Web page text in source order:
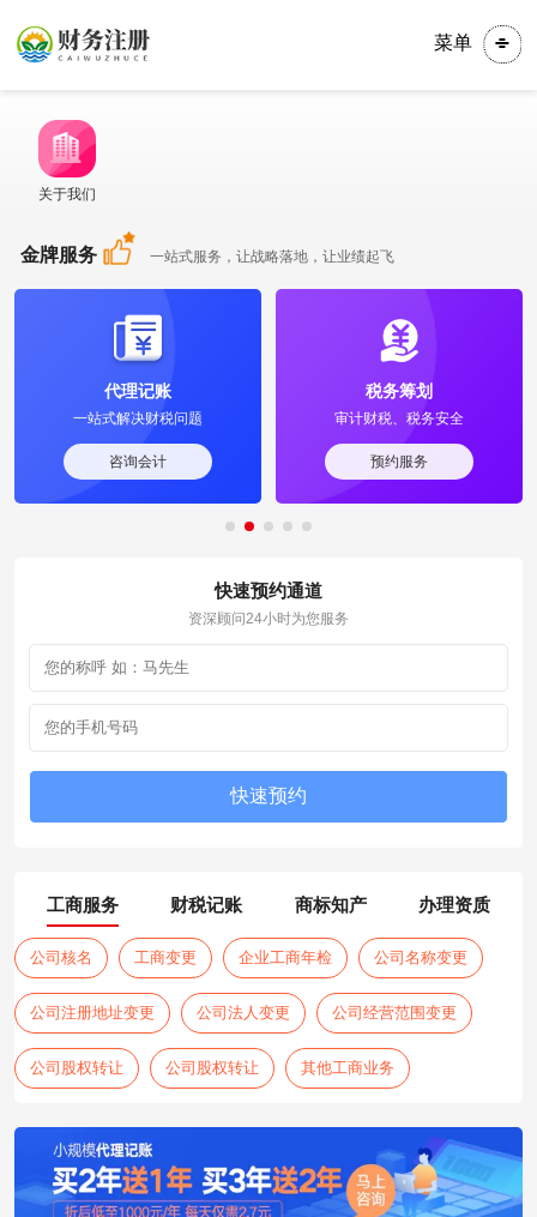
菜单
关于我们
金牌服务 一站式服务，让战略落地，让业绩起飞
代理记账
一站式解决财税问题
咨询会计
税务筹划
审计财税、税务安全
预约服务
快速预约通道
资深顾问24小时为您服务
工商服务 财税记账 商标知产 办理资质
公司核名 工商变更 企业工商年检 公司名称变更
公司注册地址变更 公司法人变更 公司经营范围变更
公司股权转让 公司股权转让 其他工商业务